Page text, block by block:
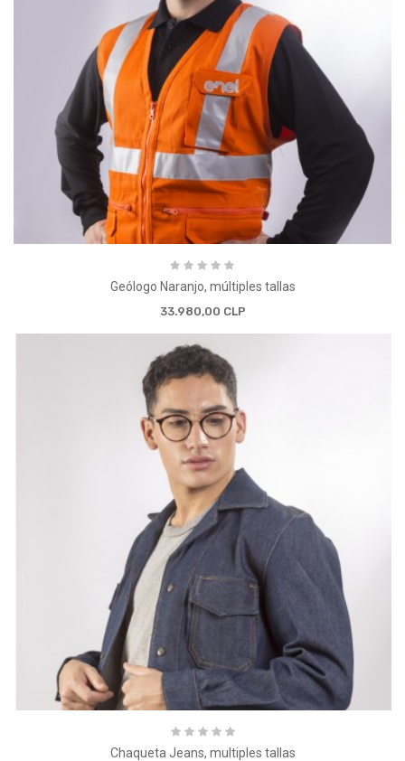
Geólogo Naranjo, múltiples tallas
33.980,00 CLP
Chaqueta Jeans, multiples tallas